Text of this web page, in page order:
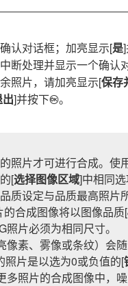
认对话框；加亮显示[是
断处理并显示一个确认
照片，请加亮显示[保存
]并按下J。
照片才可进行合成。使
[选择图像区域]中相同
质设定与品质最高照片
合成图像将以图像品质[
片必须为相同尺寸。
像素、雾像或条纹）会
照片是以选为0或负值的[
照片的合成图像中，噪